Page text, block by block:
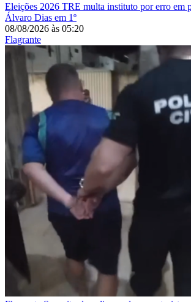
Eleições 2026 TRE multa instituto por erro em
Álvaro Dias em 1º
08/08/2026 às 05:20
Flagrante